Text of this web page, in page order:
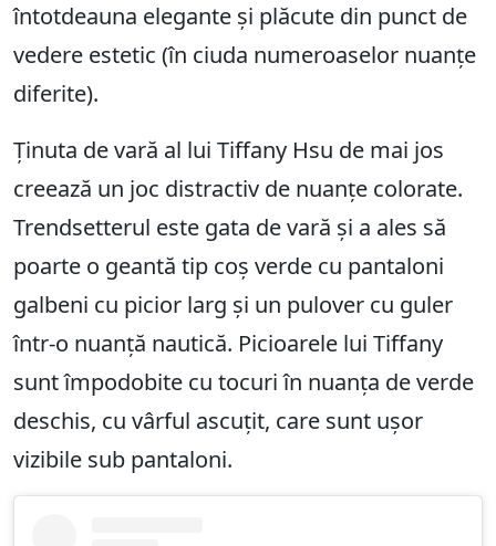
întotdeauna elegante și plăcute din punct de
vedere estetic (în ciuda numeroaselor nuanțe
diferite).
Ținuta de vară al lui Tiffany Hsu de mai jos
creează un joc distractiv de nuanțe colorate.
Trendsetterul este gata de vară și a ales să
poarte o geantă tip coș verde cu pantaloni
galbeni cu picior larg și un pulover cu guler
într-o nuanță nautică. Picioarele lui Tiffany
sunt împodobite cu tocuri în nuanța de verde
deschis, cu vârful ascuțit, care sunt ușor
vizibile sub pantaloni.